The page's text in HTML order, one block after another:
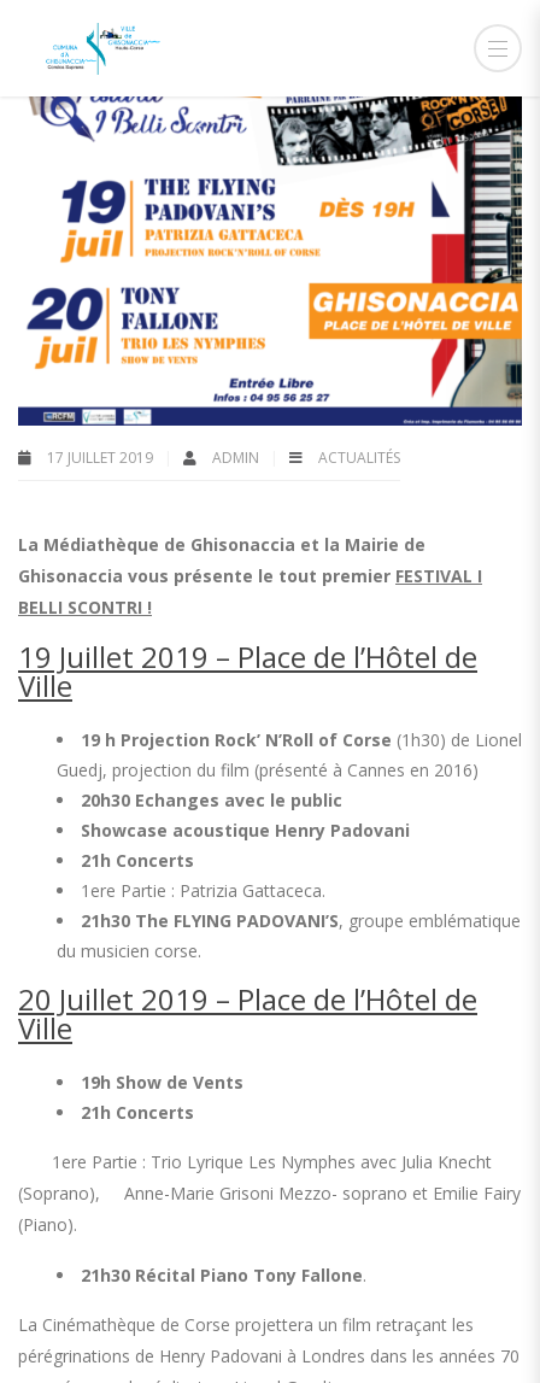
17 JUILLET 2019 ADMIN ACTUALITÉS
La Médiathèque de Ghisonaccia et la Mairie de
Ghisonaccia vous présente le tout premier FESTIVAL I
BELLI SCONTRI !
19 Juillet 2019 – Place de l’Hôtel de
Ville
19 h Projection Rock’ N’Roll of Corse (1h30) de Lionel
Guedj, projection du film (présenté à Cannes en 2016)
20h30 Echanges avec le public
Showcase acoustique Henry Padovani
21h Concerts
1ere Partie : Patrizia Gattaceca.
21h30 The FLYING PADOVANI’S, groupe emblématique
du musicien corse.
20 Juillet 2019 – Place de l’Hôtel de
Ville
19h Show de Vents
21h Concerts
1ere Partie : Trio Lyrique Les Nymphes avec Julia Knecht
(Soprano), Anne-Marie Grisoni Mezzo- soprano et Emilie Fairy
(Piano).
21h30 Récital Piano Tony Fallone.
La Cinémathèque de Corse projettera un film retraçant les
pérégrinations de Henry Padovani à Londres dans les années 70